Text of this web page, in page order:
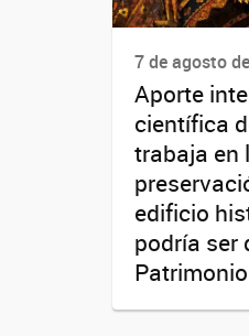
7 de agosto
Aporte
científica
trabaja en
edificio
podría ser